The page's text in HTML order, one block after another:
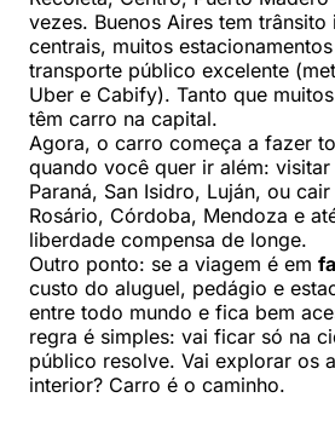
vezes. Buenos Aires tem trânsito
centrais, muitos
transporte público excelente
Uber e Cabify). Tanto que
têm carro na capital.
Agora, o carro começa a fazer
quando você quer ir além:
Paraná, San Isidro, Luján, ou
Rosário, Córdoba, Mendoza e
liberdade compensa de longe.
Outro ponto: se a viagem é em
custo do aluguel, pedágio e
entre todo mundo e fica bem
regra é simples: vai ficar só na
público resolve. Vai explorar os
interior? Carro é o caminho.